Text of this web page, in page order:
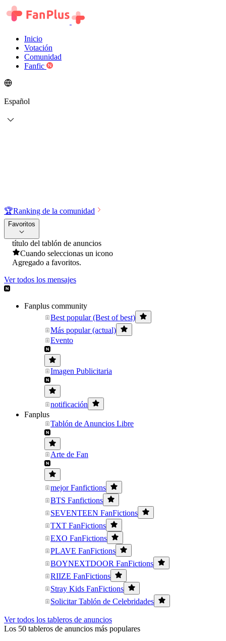
Inicio
Votación
Comunidad
Fanfic
Español
🏆Ranking de la comunidad
Favoritos
título del tablón de anuncios
Cuando seleccionas un icono
Agregado a favoritos.
Ver todos los mensajes
Fanplus community
Best popular (Best of best)
Más popular (actual)
Evento
Imagen Publicitaria
notificación
Fanplus
Tablón de Anuncios Libre
Arte de Fan
mejor Fanfictions
BTS Fanfictions
SEVENTEEN FanFictions
TXT FanFictions
EXO FanFictions
PLAVE FanFictions
BOYNEXTDOOR FanFictions
RIIZE FanFictions
Stray Kids FanFictions
Solicitar Tablón de Celebridades
Ver todos los tableros de anuncios
Los 50 tableros de anuncios más populares